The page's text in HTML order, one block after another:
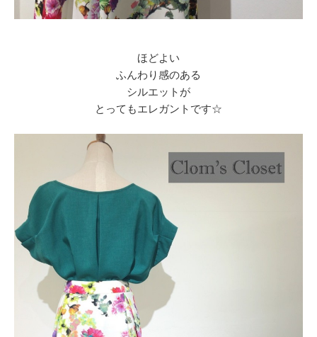
ほどよい
ふんわり感のある
シルエットが
とってもエレガントです☆